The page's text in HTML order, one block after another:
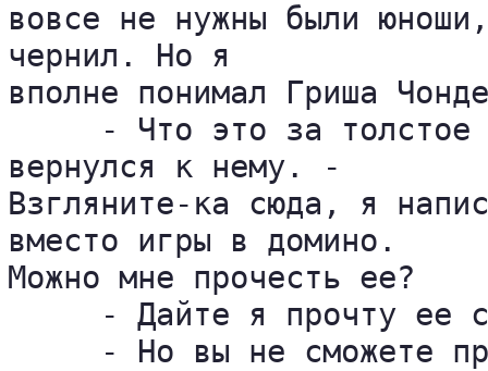
вовсе не нужны были
чернил. Но я
вполне понимал Гриша
- Что это за
вернулся к нему. -
Взгляните-ка сюда, я
вместо игры в домино.
Можно мне прочесть ее?
- Дайте я прочту ее
- Но вы не сможете